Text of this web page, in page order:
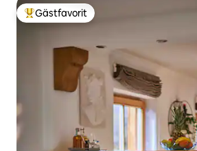
Populär gästfavorit
Gästfavorit